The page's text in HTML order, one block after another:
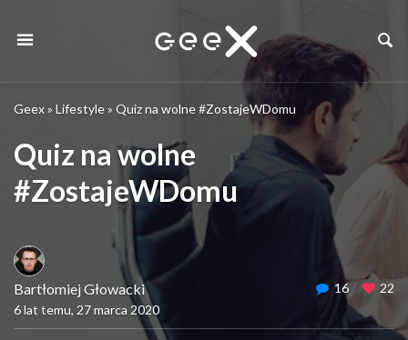
Geex» Lifestyle» Quiz na wolne #ZostajeWDomu
Quiz na wolne
#ZostajeWDomu
Bartłomiej Głowacki
6 lat temu, 27 marca 2020
16 22